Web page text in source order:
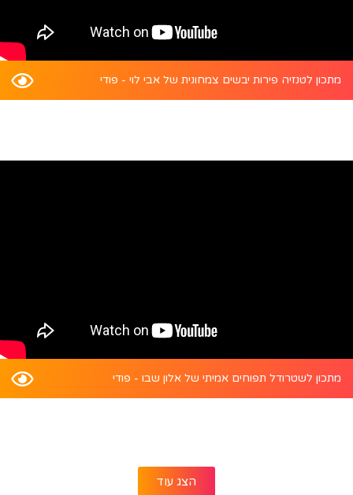
מתכון לטנזיה פירות יבשים צמחונית של אבי לוי - פודי
מתכון לשטרודל תפוחים אמיתי של אלון שבו - פודי
הצג עוד